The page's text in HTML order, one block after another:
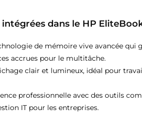
dans le HP
de mémoire vive avancée
accrues pour le multitâche.
clair et lumineux, idéal pour
professionnelle avec des outils
IT pour les entreprises.